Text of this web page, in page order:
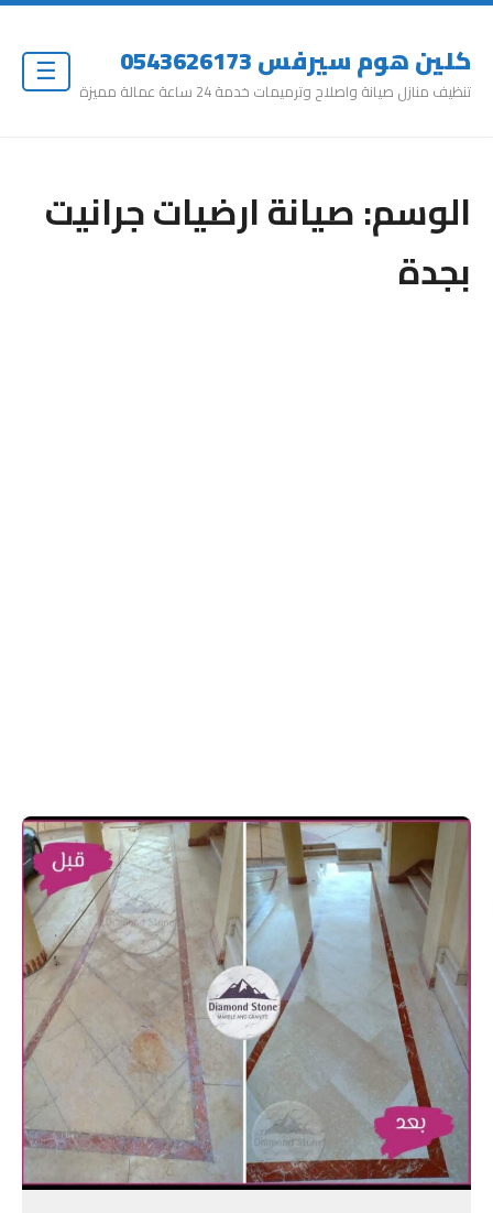
كلين هوم سيرفس 0543626173
تنظيف منازل صيانة واصلاح وترميمات خدمة 24 ساعة عمالة مميزة
الوسم:صيانة ارضيات جرانيت
بجدة